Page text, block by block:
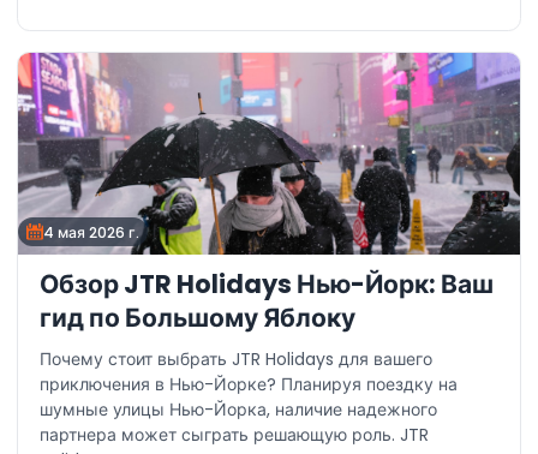
4 мая 2026 г.
Обзор JTR Holidays Нью-Йорк: Ваш
гид по Большому Яблоку
Почему стоит выбрать JTR Holidays для вашего
приключения в Нью-Йорке? Планируя поездку на
шумные улицы Нью-Йорка, наличие надежного
партнера может сыграть решающую роль. JTR